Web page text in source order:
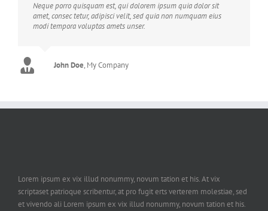
Neque porro quisquam est, qui dolorem ipsum quia dolor sit
amet, consec tetur, adipisci velit, sed quia non numquam eius
modi tempora voluptas amets unser.
John Doe, My Company
Luke Beck Theme Fusion
Lorem ipsum ex vix illud nonummy, novum tation et his. At vix
scriptaset patrioque scribentur, at pro fugit erts verterem molestiae, sed
et vivendo ali Lorem ipsum ex vix illud nonummy, novum tation et his.